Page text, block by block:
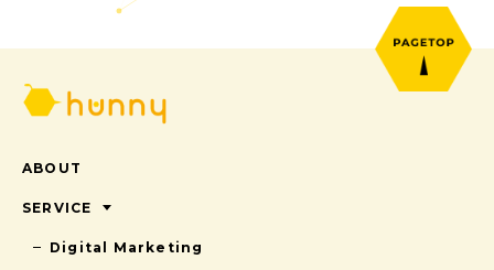
ABOUT
SERVICE
Digital Marketing